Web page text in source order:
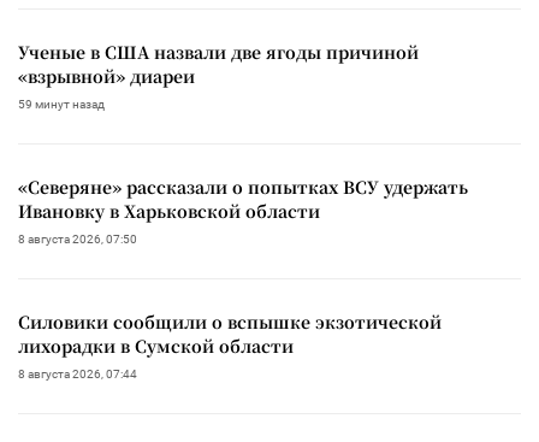
Ученые в США назвали две ягоды причиной
«взрывной» диареи
59 минут назад
«Северяне» рассказали о попытках ВСУ удержать
Ивановку в Харьковской области
8 августа 2026, 07:50
Силовики сообщили о вспышке экзотической
лихорадки в Сумской области
8 августа 2026, 07:44